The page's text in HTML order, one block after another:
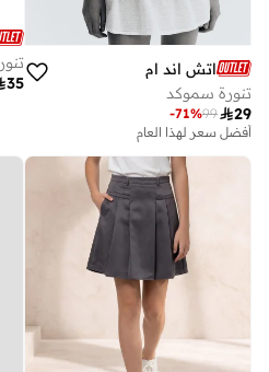
اتش اند ام
تنورة سموكد
29
99
-71%
أفضل سعر لهذا العام
35